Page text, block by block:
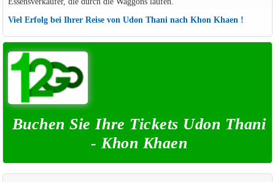
Viel Erfolg bei Ihrer Reise von Udon Thani nach Khon Khaen !
Buchen Sie Ihre Tickets Udon Thani
- Khon Khaen